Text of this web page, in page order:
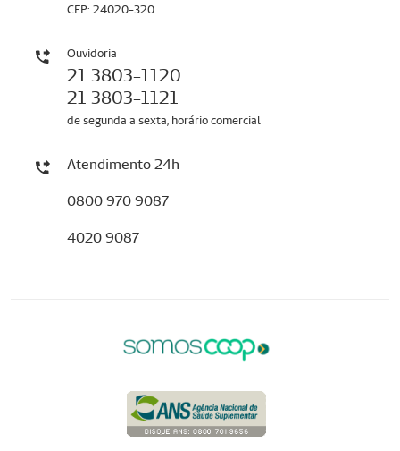
CEP: 24020-320
Ouvidoria
21 3803-1120
21 3803-1121
de segunda a sexta, horário comercial
Atendimento 24h
0800 970 9087
4020 9087